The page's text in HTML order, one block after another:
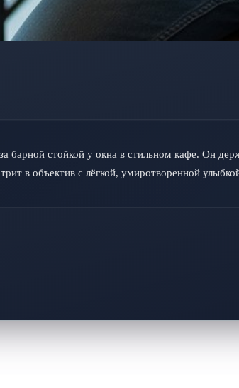
барной стойкой у окна в стильном кафе. Он
в объектив с лёгкой, умиротворенной